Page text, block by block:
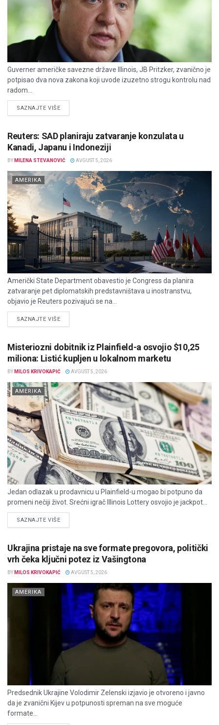
Guverner američke savezne države Illinois, JB Pritzker, zvanično je
potpisao dva nova zakona koji uvode izuzetno strogu kontrolu nad
radom...
SAZNAJTE VIŠEDETAILS
Reuters: SAD planiraju zatvaranje konzulata u
Kanadi, Japanu i Indoneziji
BY MILENA STEVANOVIĆ AVGUST 5, 2026
AMERIKA
Američki State Department obavestio je Congress da planira
zatvaranje pet diplomatskih predstavništava u inostranstvu,
objavio je Reuters pozivajući se na...
SAZNAJTE VIŠEDETAILS
Misteriozni dobitnik iz Plainfield-a osvojio $10,25
miliona: Listić kupljen u lokalnom marketu
BY MILOS KRIVOKAPIĆ AVGUST 5, 2026
AMERIKA
Jedan odlazak u prodavnicu u Plainfield-u mogao bi potpuno da
promeni nečiji život. Srećni igrač Illinois Lottery osvojio je jackpot...
SAZNAJTE VIŠEDETAILS
Ukrajina pristaje na sve formate pregovora, politički
vrh čeka ključni potez iz Vašingtona
BY MILOS KRIVOKAPIĆ AVGUST 5, 2026
AMERIKA
Predsednik Ukrajine Volodimir Zelenski izjavio je otvoreno i javno
da je zvanični Kijev u potpunosti spreman na sve moguće
formate...